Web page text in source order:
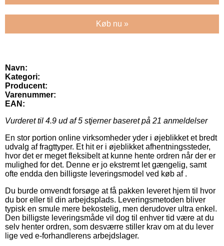
Køb nu »
Navn:
Kategori:
Producent:
Varenummer:
EAN:
Vurderet til 4.9 ud af 5 stjerner baseret på 21 anmeldelser
En stor portion online virksomheder yder i øjeblikket et bredt
udvalg af fragttyper. Et hit er i øjeblikket afhentningssteder,
hvor det er meget fleksibelt at kunne hente ordren når der er
mulighed for det. Denne er jo ekstremt let gængelig, samt
ofte endda den billigste leveringsmodel ved køb af .
Du burde omvendt forsøge at få pakken leveret hjem til hvor
du bor eller til din arbejdsplads. Leveringsmetoden bliver
typisk en smule mere bekostelig, men derudover ultra enkel.
Den billigste leveringsmåde vil dog til enhver tid være at du
selv henter ordren, som desværre stiller krav om at du lever
lige ved e-forhandlerens arbejdslager.